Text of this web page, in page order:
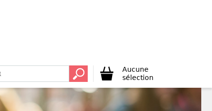
Aucune
sélection